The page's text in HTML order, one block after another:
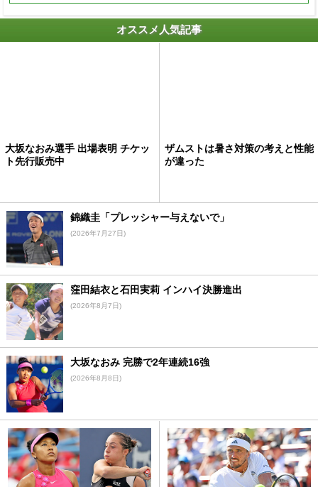
オススメ人気記事
大坂なおみ選手 出場表明 チケッ
ト先行販売中
ザムストは暑さ対策の考えと性能
が違った
錦織圭「プレッシャー与えないで」
(2026年7月27日)
窪田結衣と石田実莉 インハイ決勝進出
(2026年8月7日)
大坂なおみ 完勝で2年連続16強
(2026年8月8日)